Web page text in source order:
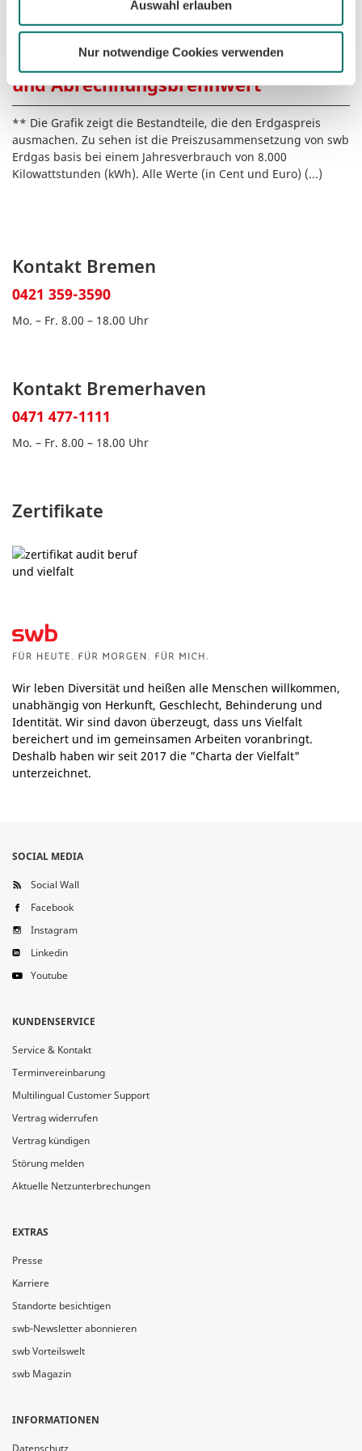
Auswahl erlauben
Nur notwendige Cookies verwenden
Hinweise zu Gaspreisbestandteilen
und Abrechnungsbrennwert
** Die Grafik zeigt die Bestandteile, die den Erdgaspreis
ausmachen. Zu sehen ist die Preiszusammensetzung von swb
Erdgas basis bei einem Jahresverbrauch von 8.000
Kilowattstunden (kWh). Alle Werte (in Cent und Euro) (...)
Kontakt Bremen
0421 359-3590
Mo. – Fr. 8.00 – 18.00 Uhr
Kontakt Bremerhaven
0471 477-1111
Mo. – Fr. 8.00 – 18.00 Uhr
Zertifikate
Wir leben Diversität und heißen alle Menschen willkommen,
unabhängig von Herkunft, Geschlecht, Behinderung und
Identität. Wir sind davon überzeugt, dass uns Vielfalt
bereichert und im gemeinsamen Arbeiten voranbringt.
Deshalb haben wir seit 2017 die "Charta der Vielfalt"
unterzeichnet.
SOCIAL MEDIA
Social Wall
Facebook
Instagram
Linkedin
Youtube
KUNDENSERVICE
Service & Kontakt
Terminvereinbarung
Multilingual Customer Support
Vertrag widerrufen
Vertrag kündigen
Störung melden
Aktuelle Netzunterbrechungen
EXTRAS
Presse
Karriere
Standorte besichtigen
swb-Newsletter abonnieren
swb Vorteilswelt
swb Magazin
INFORMATIONEN
Datenschutz